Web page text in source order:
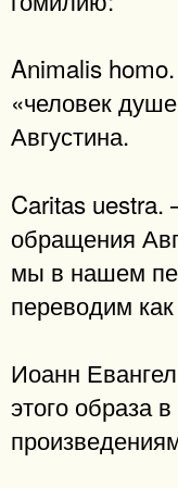
Animalis
«человек
Августина.
Caritas
обращения
мы в нашем
переводим
Иоанн
этого образа